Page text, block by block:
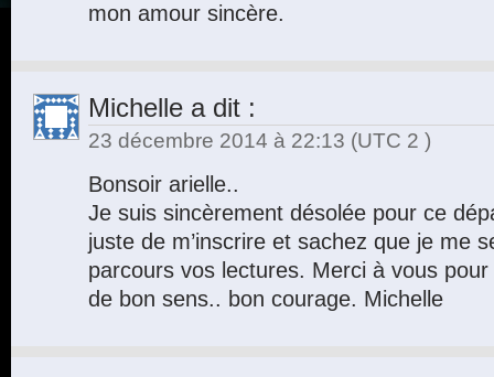
mon amour sincère.
Michelle a dit :
23 décembre 2014 à 22:13 (UTC 2 )
Bonsoir arielle..
Je suis sincèrement désolée pour ce
juste de m’inscrire et sachez que je me
parcours vos lectures. Merci à vous
de bon sens.. bon courage. Michelle